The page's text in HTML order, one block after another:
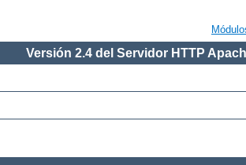
Versión 2.4 del Servidor HTTP